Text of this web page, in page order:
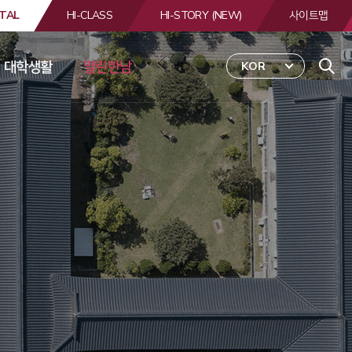
합
검
색
HI-CLASS HI-STORY (NEW) 사이트맵
KOR
대학생활 열린한남